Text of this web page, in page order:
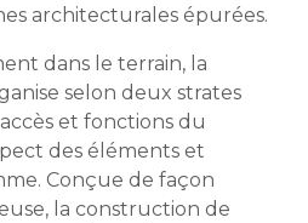
architecturales épurées.
dans le terrain, la
selon deux strates
et fonctions du
des éléments et
Conçue de façon
la construction de